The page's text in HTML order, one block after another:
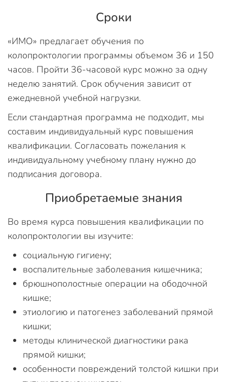
Сроки
«ИМО» предлагает обучения по
колопроктологии программы объемом 36 и 150
часов. Пройти 36-часовой курс можно за одну
неделю занятий. Срок обучения зависит от
ежедневной учебной нагрузки.
Если стандартная программа не подходит, мы
составим индивидуальный курс повышения
квалификации. Согласовать пожелания к
индивидуальному учебному плану нужно до
подписания договора.
Приобретаемые знания
Во время курса повышения квалификации по
колопроктологии вы изучите:
социальную гигиену;
воспалительные заболевания кишечника;
брюшнополостные операции на ободочной
кишке;
этиологию и патогенез заболеваний прямой
кишки;
методы клинической диагностики рака
прямой кишки;
особенности повреждений толстой кишки при